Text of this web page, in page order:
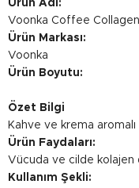
Ürün Adı:
Voonka Coffee
Ürün Markası:
Voonka
Ürün Boyutu:
Özet Bilgi
Kahve ve krema
Ürün Faydaları:
Vücuda ve cilde kolajen
Kullanım Şekli: